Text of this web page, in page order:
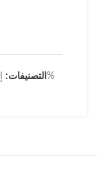
التصنيفات: عرض رمضان 25%